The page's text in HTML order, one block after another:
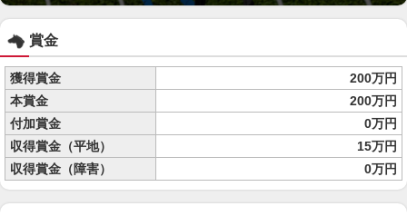
賞金
獲得賞金
200万円
本賞金
200万円
付加賞金
0万円
収得賞金（平地）
15万円
収得賞金（障害）
0万円